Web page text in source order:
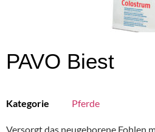
PAVO Biest
Kategorie Pferde
Versorgt das neugeborene Fohlen